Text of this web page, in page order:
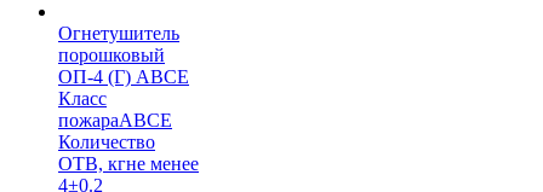
Огнетушитель
порошковый
ОП-4 (Г) АВСЕ
Класс
пожараАВСЕ
Количество
ОТВ, кгне менее
4±0.2